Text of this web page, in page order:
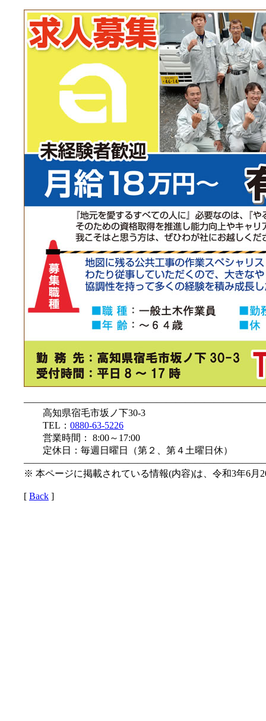
高知県宿毛市坂ノ下30-3
TEL： 0880-63-5226
営業時間： 8:00～17:00
定休日：毎週日曜日（第２、第４土曜日休）
※ 本ページに掲載されている情報(内容)は、令和3年6月
[ Back ]